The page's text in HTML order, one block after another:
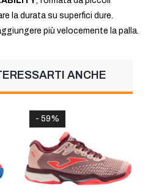
la durata su superfici dure.
più velocemente la palla.
ANCHE
- 59%